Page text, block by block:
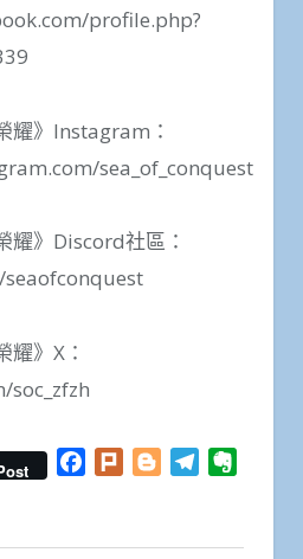
profile.php?
耀》Instagram：
sea_of_conquest
耀》Discord社區：
耀》X：
Facebook
Plurk BloggerTelegram